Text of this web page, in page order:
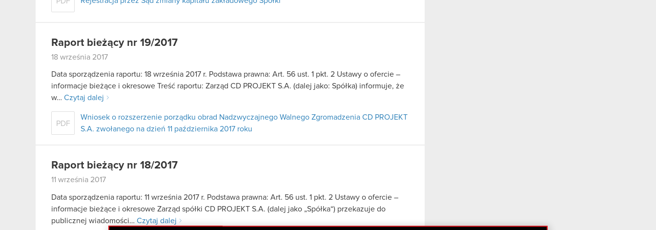
Raport bieżący nr 19/2017
18 września 2017
Data sporządzenia raportu: 18 września 2017 r. Podstawa prawna: Art. 56 ust. 1 pkt. 2 Ustawy o ofercie –
informacje bieżące i okresowe Treść raportu: Zarząd CD PROJEKT S.A. (dalej jako: Spółka) informuje, że
w… Czytaj dalej
PDF
Wniosek o rozszerzenie porządku obrad Nadzwyczajnego Walnego Zgromadzenia CD PROJEKT
S.A. zwołanego na dzień 11 października 2017 roku
Raport bieżący nr 18/2017
11 września 2017
Data sporządzenia raportu: 11 września 2017 r. Podstawa prawna: Art. 56 ust. 1 pkt. 2 Ustawy o ofercie –
informacje bieżące i okresowe Zarząd spółki CD PROJEKT S.A. (dalej jako „Spółka“) przekazuje do
publicznej wiadomości… Czytaj dalej